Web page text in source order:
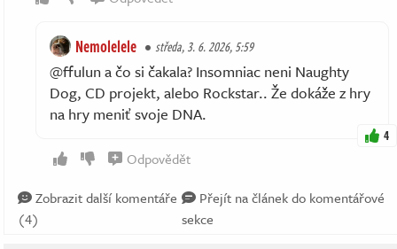
Nemolelele středa, 3. 6. 2026, 5:59
@ffulun a čo si čakala? Insomniac neni Naughty
Dog, CD projekt, alebo Rockstar.. Že dokáže z hry
na hry meniť svoje DNA.
4
Odpovědět
Zobrazit další komentáře
(4)
Přejít na článek do komentářové
sekce